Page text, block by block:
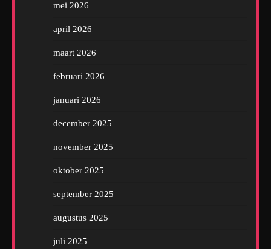
mei 2026
april 2026
maart 2026
februari 2026
januari 2026
december 2025
november 2025
oktober 2025
september 2025
augustus 2025
juli 2025